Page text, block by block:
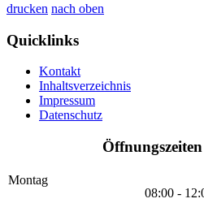
drucken nach oben
Quicklinks
Kontakt
Inhaltsverzeichnis
Impressum
Datenschutz
Montag
08:00 -